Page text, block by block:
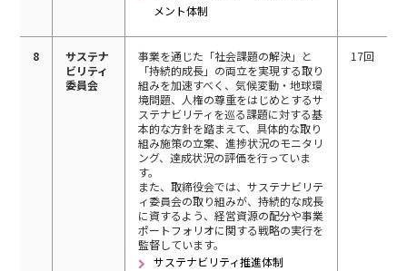
メント体制
8
サステナ
ビリティ
委員会
事業を通じた「社会課題の解決」と
「持続的成長」の両立を実現する取り
組みを加速すべく、気候変動・地球環
境問題、人権の尊重をはじめとするサ
ステナビリティを巡る課題に対する基
本的な方針を踏まえて、具体的な取り
組み施策の立案、進捗状況のモニタリ
ング、達成状況の評価を行っていま
す。
また、取締役会では、サステナビリテ
ィ委員会の取り組みが、持続的な成長
に資するよう、経営資源の配分や事業
ポートフォリオに関する戦略の実行を
監督しています。
サステナビリティ推進体制
17回